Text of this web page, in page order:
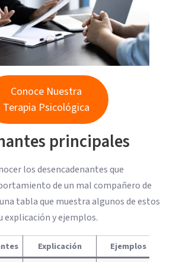
Conoce Nuestra
Terapia Psicológica
principales
los desencadenantes que
de un mal compañero de
tabla que muestra algunos de estos
explicación y ejemplos.
Explicación
Ejemplos